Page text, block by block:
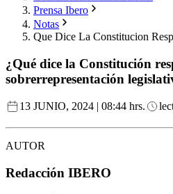
Prensa Ibero
Notas
Que Dice La Constitucion
¿Qué dice la Constitución
sobrerrepresentación
13 JUNIO, 2024 | 08:44 hrs.
AUTOR
Redacción IBERO